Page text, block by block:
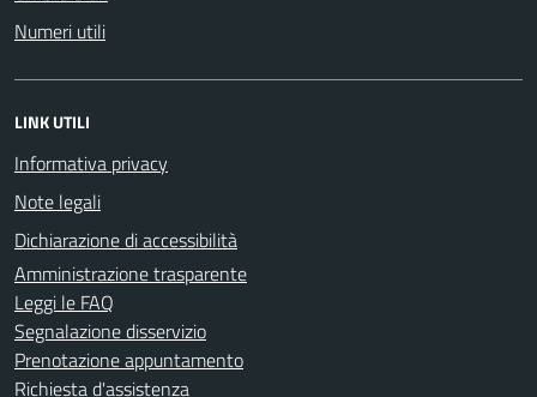
Numeri utili
LINK UTILI
Informativa privacy
Note legali
Dichiarazione di accessibilità
Amministrazione trasparente
Leggi le FAQ
Segnalazione disservizio
Prenotazione appuntamento
Richiesta d'assistenza